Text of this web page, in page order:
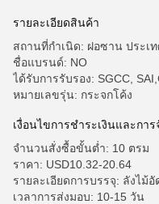
รายละเอียดสินค้า
สถานที่กำเนิด: ฝอซาน ประเ
ชื่อแบรนด์: NO
ได้รับการรับรอง: SGCC,
หมายเลขรุ่น: กระจกโค้ง
เงื่อนไขการชําระเงินและการ
จำนวนสั่งซื้อขั้นต่ำ: 10 ตรม
ราคา: USD10.32-20.64
รายละเอียดการบรรจุ: ลังไม้
เวลาการส่งมอบ: 10-15 วัน